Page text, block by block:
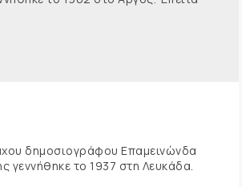
δημοσιογράφου Επαμεινώνδα
το 1937 στη Λευκάδα.